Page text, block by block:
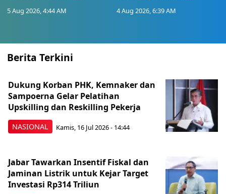
5 Aug 2026, 4:44 AM 4 Aug 2026, 6:39 AM
Berita Terkini
NASIONAL
Dukung Korban PHK, Kemnaker dan
Sampoerna Gelar Pelatihan
Upskilling dan Reskilling Pekerja
Kamis, 16 Jul 2026 - 14:44
Jabar Tawarkan Insentif Fiskal dan
Jaminan Listrik untuk Kejar Target
Investasi Rp314 Triliun